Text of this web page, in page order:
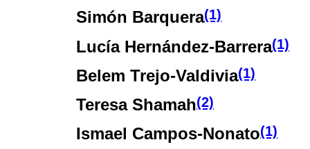
Simón Barquera(1)
Lucía Hernández-Barrera(1)
Belem Trejo-Valdivia(1)
Teresa Shamah(2)
Ismael Campos-Nonato(1)